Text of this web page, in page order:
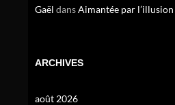
Gaël dansAimantée par l’illusion
ARCHIVES
août 2026